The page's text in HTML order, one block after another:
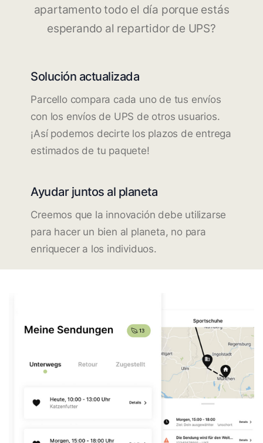
apartamento todo el día porque estás
esperando al repartidor de UPS?
Solución actualizada
Parcello compara cada uno de tus envíos
con los envíos de UPS de otros usuarios.
¡Así podemos decirte los plazos de entrega
estimados de tu paquete!
Ayudar juntos al planeta
Creemos que la innovación debe utilizarse
para hacer un bien al planeta, no para
enriquecer a los individuos.